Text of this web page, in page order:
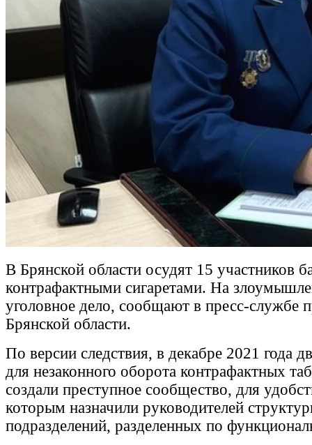
В Брянской области осудят 15 участников
контрафактными сигаретами. На
уголовное дело, сообщают в пресс-службе
Брянской области.
По версии следствия, в декабре 2021 года
для незаконного оборота контрафактных
создали преступное сообщество, для
которым назначили руководителей
подразделений, разделенных по